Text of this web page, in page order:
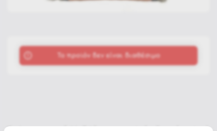
To προϊόν δεν είναι διαθέσιμο